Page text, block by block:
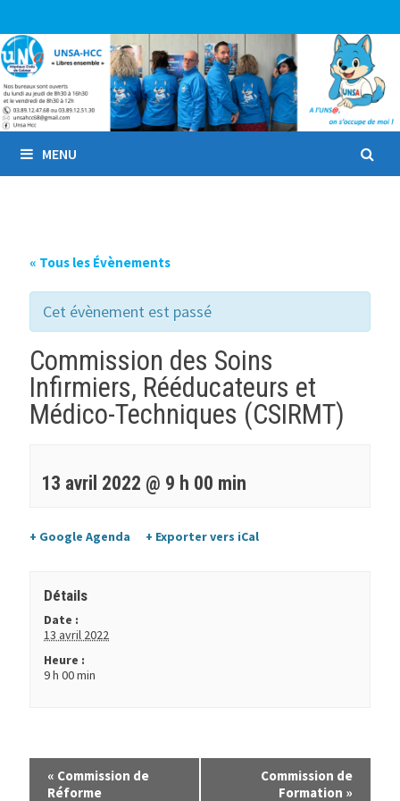
au
contenu
MENU
« Tous les Évènements
Cet évènement est passé
Commission des Soins
Infirmiers, Rééducateurs et
Médico-Techniques (CSIRMT)
13 avril 2022 @ 9 h 00 min
+ Google Agenda + Exporter vers iCal
Détails
Date :
13 avril 2022
Heure :
9 h 00 min
« Commission de
Réforme
Commission de
Formation »